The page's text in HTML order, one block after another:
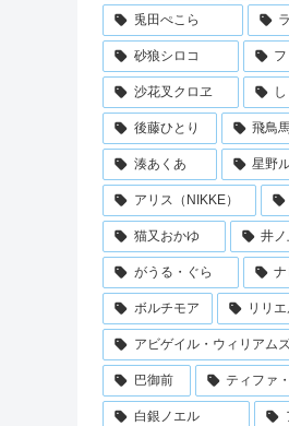
兎田ぺこら
砂狼シロコ
沙花叉クロヱ
後藤ひとり 飛鳥
湊あくあ 星野
アリス（NIKKE）
猫又おかゆ 井
がうる・ぐら
ボルチモア リリ
アビゲイル・ウィリアム
巴御前 ティファ
白銀ノエル